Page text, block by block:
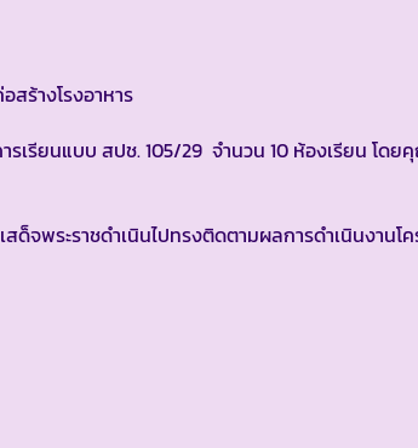
ร้างโรงอาหาร
รียนแบบ สปช. 105/29 จำนวน 10 ห้องเรียน โดย
ด็จพระราชดำเนินไปทรงติดตามผลการดำเนินงานโ